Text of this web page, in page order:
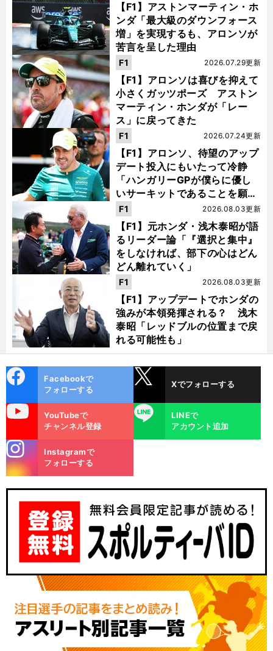
【F1】アストンマーティン・ホ
ンダ「最大級のダウンフォース
増」を実現するも、アロンソが
苦言を呈した理由
【F1】アロンソは喜びを抑えて
小さくガッツポーズ アストン
マーティン・ホンダが「レー
ス」に戻ってきた
2026.07.29更新
F1
【F1】アロンソ、待望のアップ
デート投入にもいたって冷静
「ハンガリーGPが僕らに優し
いサーキットであることを願
う」
2026.07.24更新
F1
【F1】元ホンダ・浅木泰昭が語
るリーダー論「『選択と集中』
をしなければ、部下の心はどん
どん離れていく」
2026.08.03更新
F1
【F1】アップデートでホンダの
強みが本領発揮される？ 浅木
泰昭「レッドブルの位置まで戻
れる可能性も」
2026.08.03更新
F1
ok
Facebookで
フォローする
Xでフォローする
YouTubeで
チャンネル登録
LINE
LINEで
アカウント追加
m
Instagramで
フォローする